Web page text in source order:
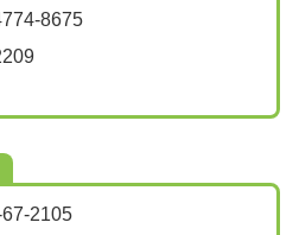
8675
2105